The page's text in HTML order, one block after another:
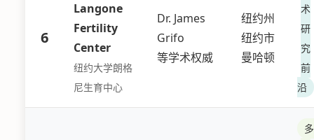
6
Langone
Fertility
Center
纽约大学朗格
尼生育中心
Dr. James
Grifo
等学术权威
纽约州
纽约市
曼哈顿
术
研
究
前
沿
多